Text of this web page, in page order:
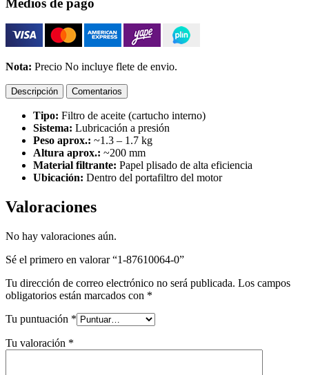
Nota: Precio No incluye flete de envio.
Descripción Comentarios
Tipo: Filtro de aceite (cartucho interno)
Sistema: Lubricación a presión
Peso aprox.: ~1.3 – 1.7 kg
Altura aprox.: ~200 mm
Material filtrante: Papel plisado de alta eficiencia
Ubicación: Dentro del portafiltro del motor
Valoraciones
No hay valoraciones aún.
Sé el primero en valorar “1-87610064-0”
Tu dirección de correo electrónico no será publicada. Los campos
obligatorios están marcados con *
Tu puntuación *
Tu valoración *